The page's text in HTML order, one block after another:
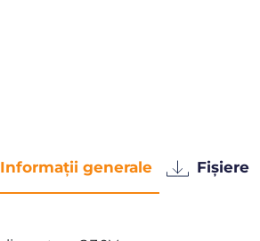
Informații generale Fișiere